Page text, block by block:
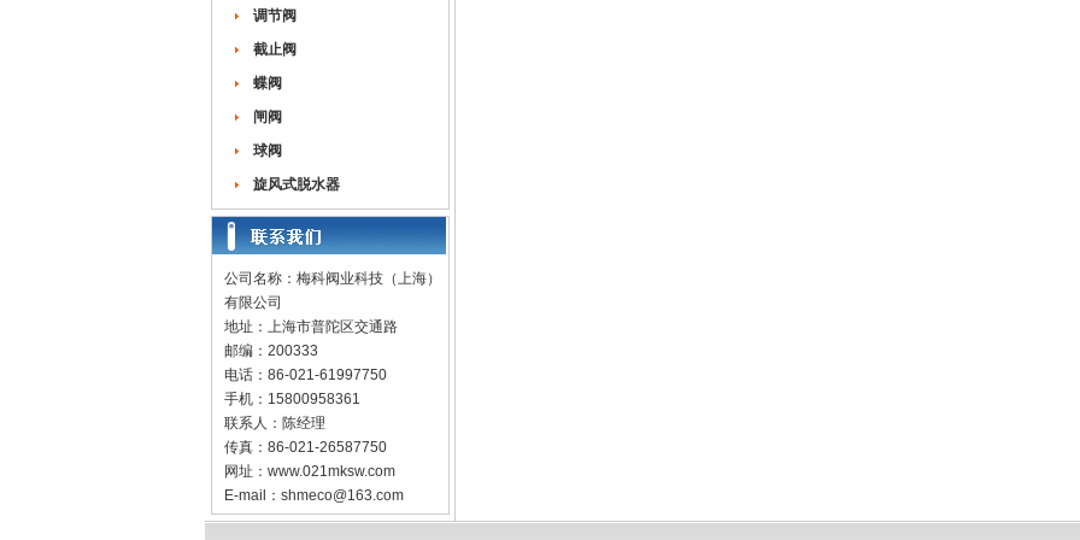
调节阀
截止阀
蝶阀
闸阀
球阀
旋风式脱水器
公司名称：梅科阀业科技（上海）
有限公司
地址：上海市普陀区交通路
邮编：200333
电话：86-021-61997750
手机：15800958361
联系人：陈经理
传真：86-021-26587750
网址： www.021mksw.com
E-mail： shmeco@163.com